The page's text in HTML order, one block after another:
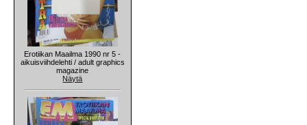
Erotiikan Maailma 1990 nr 5 -
aikuisviihdelehti / adult graphics
magazine
Näytä